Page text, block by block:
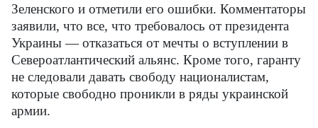
Зеленского и отметили его ошибки. Комментаторы
заявили, что все, что требовалось от президента
Украины — отказаться от мечты о вступлении в
Североатлантический альянс. Кроме того, гаранту
не следовали давать свободу националистам,
которые свободно проникли в ряды украинской
армии.